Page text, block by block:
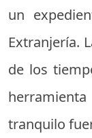
un
Extranjería.
de los
tranquilo